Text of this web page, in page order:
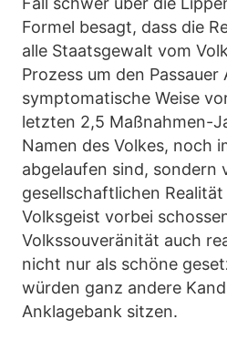
Formel besagt, dass die
alle Staatsgewalt vom
Prozess um den
symptomatische Weise
letzten 2,5 Maßnahmen-
Namen des Volkes, noch
abgelaufen sind, sondern
gesellschaftlichen
Volksgeist vorbei
Volkssouveränität auch
nicht nur als schöne
würden ganz andere
Anklagebank sitzen.